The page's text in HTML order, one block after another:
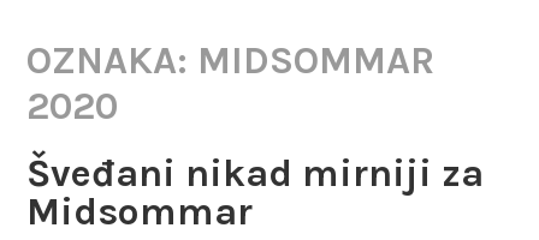
OZNAKA: MIDSOMMAR
2020
Šveđani nikad mirniji za
Midsommar